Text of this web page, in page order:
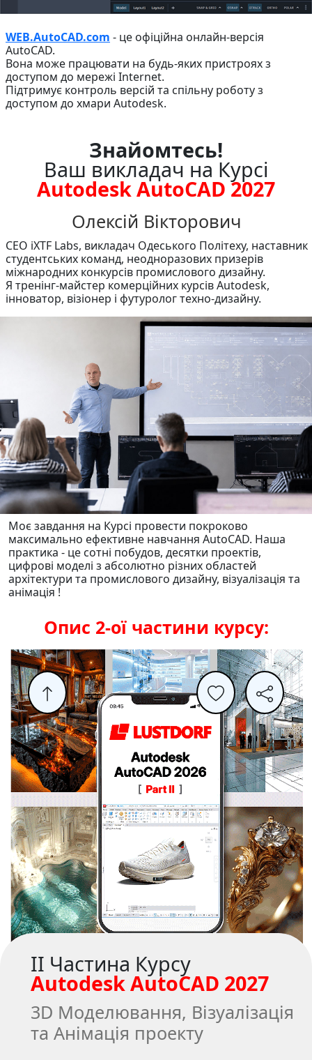
WEB.AutoCAD.com - це офіційна онлайн-версія
AutoCAD.
Вона може працювати на будь-яких пристроях з
доступом до мережі Internet.
Підтримує контроль версій та спільну роботу з
доступом до хмари Autodesk.
Знайомтесь!
Ваш викладач на Курсі
Autodesk AutoCAD 2027
Олексій Вікторович
CEO iXTF Labs, викладач Одеського Політеху, наставник
студентських команд, неодноразових призерів
міжнародних конкурсів промислового дизайну.
Я тренінг-майстер комерційних курсів Autodesk,
інноватор, візіонер і футуролог техно-дизайну.
Моє завдання на Курсі провести покроково
максимально ефективне навчання AutoCAD. Наша
практика - це сотні побудов, десятки проектів,
цифрові моделі з абсолютно різних областей
архітектури та промислового дизайну, візуалізація та
анімація !
Опис 2-ої частини курсу:
II Частина Курсу
Autodesk AutoCAD 2027
3D Моделювання, Візуалізація
та Анімація проекту